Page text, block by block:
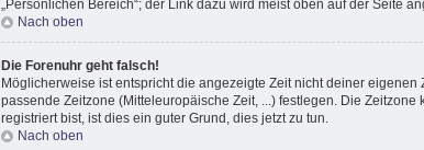
„Persönlichen Bereich“; der Link dazu wird meist oben auf der Seite
Nach oben
Die Forenuhr geht falsch!
Möglicherweise ist entspricht die angezeigte Zeit nicht deiner
passende Zeitzone (Mitteleuropäische Zeit, ...) festlegen. Die
registriert bist, ist dies ein guter Grund, dies jetzt zu tun.
Nach oben